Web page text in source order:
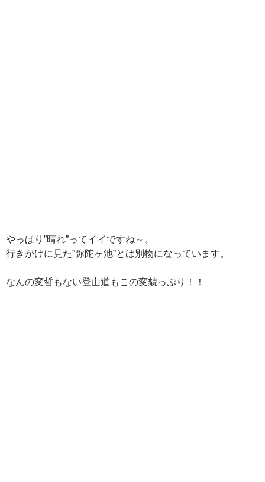
やっぱり”晴れ”ってイイですね～。
行きがけに見た”弥陀ヶ池”とは別物になっています。
なんの変哲もない登山道もこの変貌っぷり！！